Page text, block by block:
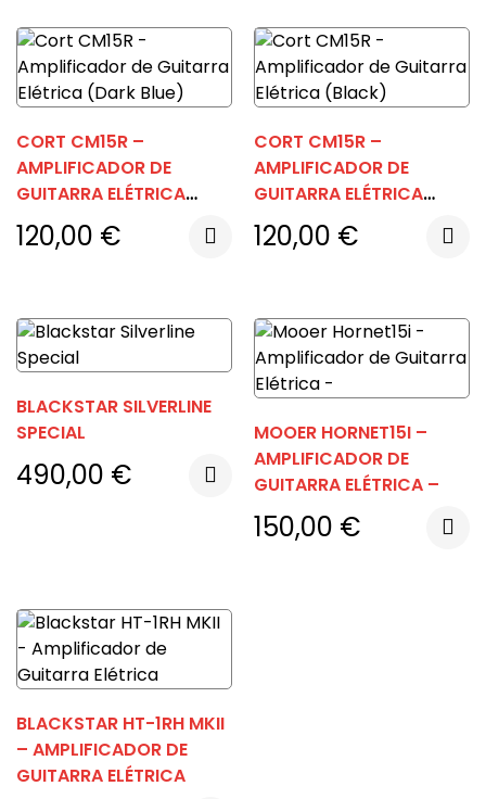
CORT CM15R –
AMPLIFICADOR DE
GUITARRA ELÉTRICA
(DARK BLUE)
120,00 €
CORT CM15R –
AMPLIFICADOR DE
GUITARRA ELÉTRICA
(BLACK)
120,00 €
BLACKSTAR SILVERLINE
SPECIAL
490,00 €
MOOER HORNET15I –
AMPLIFICADOR DE
GUITARRA ELÉTRICA –
150,00 €
BLACKSTAR HT-1RH MKII
– AMPLIFICADOR DE
GUITARRA ELÉTRICA